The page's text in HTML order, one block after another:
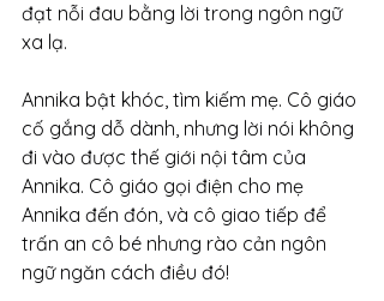
đạt nỗi đau bằng lời trong ngôn ngữ
xa lạ.
Annika bật khóc, tìm kiếm mẹ. Cô giáo
cố gắng dỗ dành, nhưng lời nói không
đi vào được thế giới nội tâm của
Annika. Cô giáo gọi điện cho mẹ
Annika đến đón, và cô giao tiếp để
trấn an cô bé nhưng rào cản ngôn
ngữ ngăn cách điều đó!